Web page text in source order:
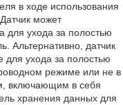
в ходе использования
может
для ухода за полостью
Альтернативно, датчик
для ухода за полостью
режиме или не в
включающим в себя
хранения данных для